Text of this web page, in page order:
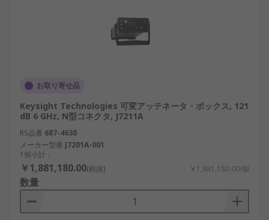
お取り寄せ品
Keysight Technologies 可変アッテネータ・ボックス, 121
dB 6 GHz, N型コネクタ, J7211A
RS品番 687-4630
メーカー型番 J7201A-001
1個小計：
￥1,881,180.00(税抜) ￥1,881,180.00/個
数量